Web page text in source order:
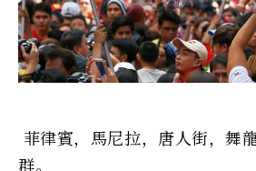
菲律賓，馬尼拉，唐人街，舞
群。